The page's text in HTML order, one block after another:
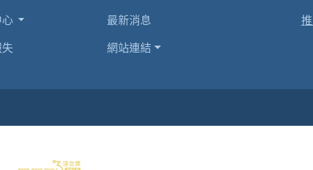
最新消息
網站連結